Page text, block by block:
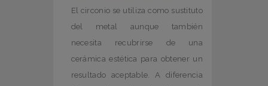
El circonio se utiliza como sustituto
del metal aunque también
necesita recubrirse de una
cerámica estética para obtener un
resultado aceptable. A diferencia